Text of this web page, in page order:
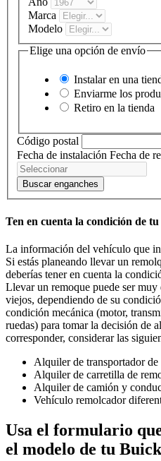
Marca
Modelo
Elige una opción de envío
Instalar en una
Enviarme los
Retiro en la tienda
Código postal
Fecha de instalación Fecha de
Buscar enganches
Ten en cuenta la condición de
La información del vehículo que
Si estás planeando llevar un
deberías tener en cuenta la
Llevar un remoque puede ser
viejos, dependiendo de su
condición mecánica (motor,
ruedas) para tomar la decisión de
corresponder, considerar las
Alquiler de transportador
Alquiler de carretilla de
Alquiler de camión y
Vehículo remolcador
Usa el formulario
el modelo de tu